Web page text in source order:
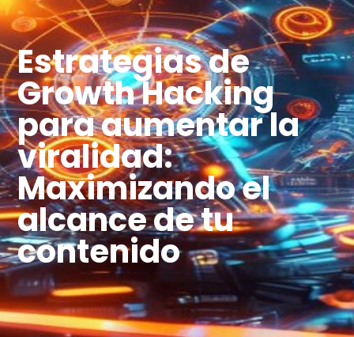
Estrategias de
Growth Hacking
para aumentar la
viralidad:
Maximizando el
alcance de tu
contenido